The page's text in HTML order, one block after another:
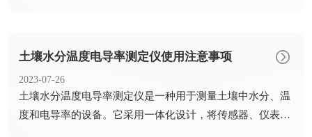
土壤水分温度电导率测定仪使用注意事项
2023-07-26
​土壤水分温度电导率测定仪是一种用于测量土壤中水分、温
度和电导率的设备。它采用一体化设计，将传感器、仪表和